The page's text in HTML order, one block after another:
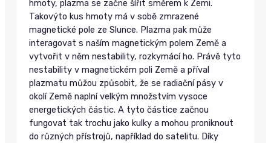
hmoty, plazma se začne šířit směrem k Zemi.
Takovýto kus hmoty má v sobě zmrazené
magnetické pole ze Slunce. Plazma pak může
interagovat s naším magnetickým polem Země a
vytvořit v něm nestability, rozkymácí ho. Právě tyto
nestability v magnetickém poli Země a příval
plazmatu můžou způsobit, že se radiační pásy v
okolí Země naplní velkým množstvím vysoce
energetických částic. A tyto částice začnou
fungovat tak trochu jako kulky a mohou proniknout
do různých přístrojů, například do satelitu. Díky